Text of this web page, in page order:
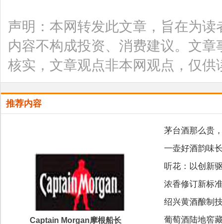
声明：本网转发此文章，旨在为
内容不构成投资、消费建议。文
核实，文章观点非本网观点，仅供
推荐内容
Captain Morgan摩根船长
茅台酒那么贵
一壶好酒韵味
听花：以创新
浓香修订新标
绍兴黄酒酿制
葡萄酒陆地窖